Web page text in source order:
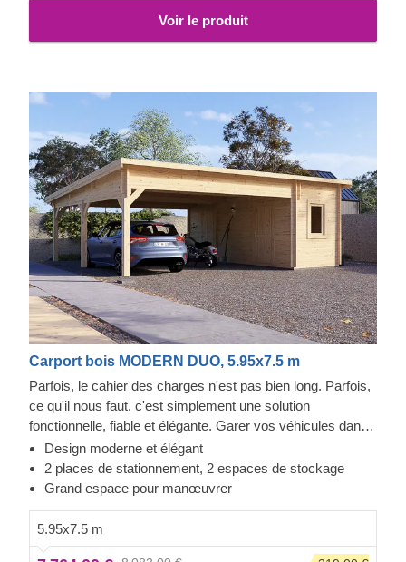
Voir le produit
Carport bois MODERN DUO, 5.95x7.5 m
Parfois, le cahier des charges n'est pas bien long. Parfois,
ce qu'il nous faut, c'est simplement une solution
fonctionnelle, fiable et élégante. Garer vos véhicules dans
cette structure peut se faire tous les jours, grâce à ce
double parking couvert avec stockage. Fabriqué en bois de
conifère à croissance lente, le MODERN DUO offre une
côté de la voiture donnant sur deux espaces de stockage.
Ces espaces supplémentaires peuvent être d'une aide
Design moderne et élégant
2 places de stationnement, 2 espaces de stockage
Grand espace pour manœuvrer
5.95x7.5 m